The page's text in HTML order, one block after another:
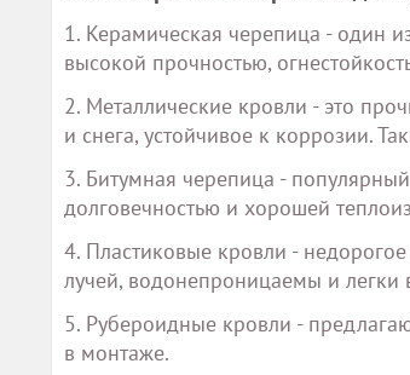
1. Керамическая черепица - один
высокой прочностью,
2. Металлические кровли - это
и снега, устойчивое к коррозии.
3. Битумная черепица -
долговечностью и хорошей
4. Пластиковые кровли -
лучей, водонепроницаемы и легки
5. Рубероидные кровли -
в монтаже.